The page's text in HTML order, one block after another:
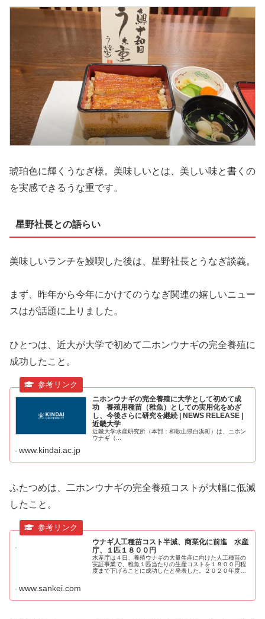
琥珀色に輝くうなぎ様。美味しいとは、美しい味と書くの
を実感できるうな重です。
星野社長との語らい
美味しいランチを鰻喫した後は、星野社長とうなぎ談義。
まず、昨年から今年にかけてのうなぎ関連の嬉しいニュー
スはが話題に上りました。
ひとつは、近大が大学で初めて二ホンウナギの完全養殖に
成功したこと。
ニホンウナギの完全養殖に大学として初めて成
功 養殖用種苗（稚魚）としての実用化をめざ
し、今後さらに研究を継続 | NEWS RELEASE |
近畿大学
近畿大学水産研究所（本部：和歌山県白浜町）は、ニホン
ウナギ（...
www.kindai.ac.jp
ふたつめは、二ホンウナギの完全養殖コストが大幅に低減
したこと。
ウナギ人工種苗コスト半減、商業化に前進 水産
庁、１匹１８００円
水産庁は４日、養殖ウナギの大量生産に向けた人工種苗の
実証事業で、稚魚１匹当たりの生産コストを１８００円程
度まで下げることに成功したと発表した。２０２０年度の
www.sankei.com